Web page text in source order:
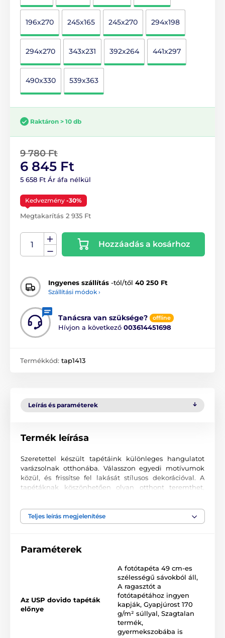
196x270 245x165 245x270 294x198
294x270 343x231 392x264 441x297
490x330 539x363
Raktáron > 10 db
9 780 Ft
6 845 Ft
5 658 Ft Ár áfa nélkül
Kedvezmény -30%
Megtakarítás 2 935 Ft
Hozzáadás a kosárhoz
Ingyenes szállítás -tól/től 40 250 Ft
Szállítási módok ›
Tanácsra van szüksége? offline
Hívjon a következő 003614451698
Termékkód: tap1413
Leírás és paraméterek
Termék leírása
Szeretettel készült tapétáink különleges hangulatot
varázsolnak otthonába. Válasszon egyedi motívumok
közül, és frissítse fel lakását stílusos dekorációval. A
tapétáknak köszönhetően olyan otthont teremthet,
Kiváló nyomtatási minőség
bármely helyiségnek. Kiváló minőségű, sima felületű
korszerű UV-led nyomtatási technológia garantálja a
kiváló tartósságot és színtartást.
Elérhető méretek és típusok (cm-ben – szélesség x
Teljes leírás megjelenítése
Paraméterek
Az USP dovido tapéták
előnye
A fotótapéta 49 cm-es
szélességű sávokból áll,
A ragasztót a
fotótapétához ingyen
kapják, Gyapjúrost 170
g/m² súllyal, Szagtalan
termék,
gyermekszobába is